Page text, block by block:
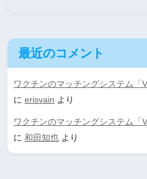
最近のコメント
ワクチンのマッチングシステム「
に erisvain より
ワクチンのマッチングシステム「
に 和田知也 より